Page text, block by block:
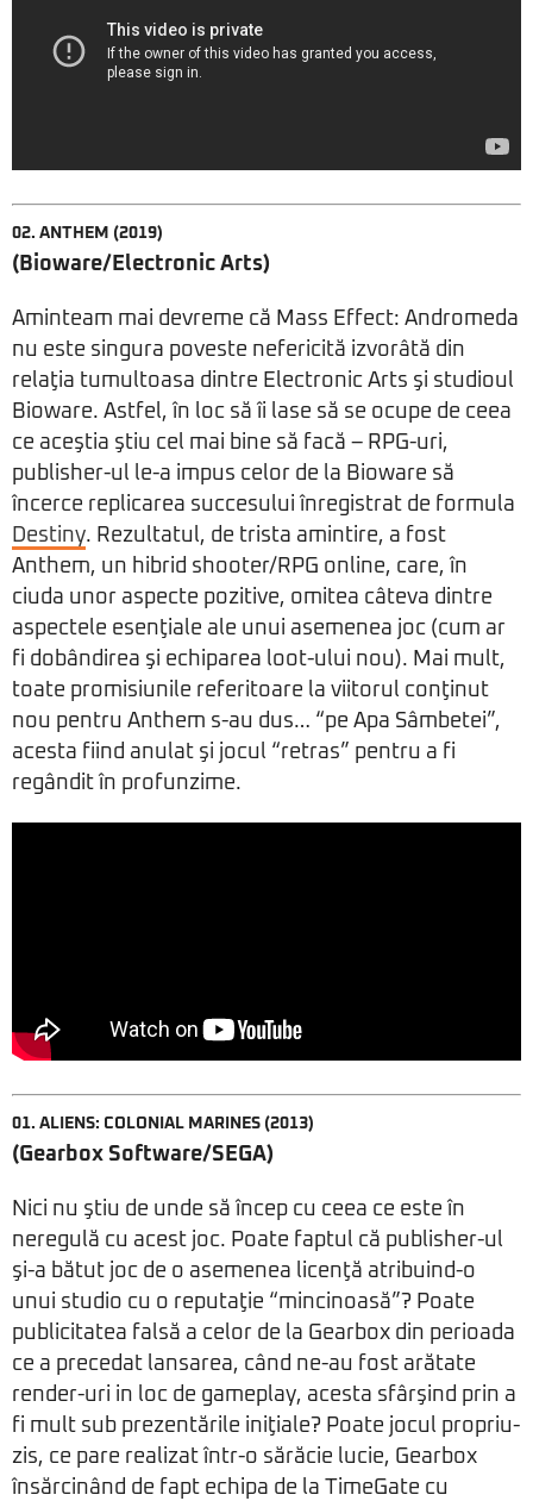
02. ANTHEM (2019)
(Bioware/Electronic Arts)
Aminteam mai devreme că Mass Effect: Andromeda
nu este singura poveste nefericită izvorâtă din
relaţia tumultoasa dintre Electronic Arts şi studioul
Bioware. Astfel, în loc să îi lase să se ocupe de ceea
ce aceştia ştiu cel mai bine să facă – RPG-uri,
publisher-ul le-a impus celor de la Bioware să
încerce replicarea succesului înregistrat de formula
Destiny. Rezultatul, de trista amintire, a fost
Anthem, un hibrid shooter/RPG online, care, în
ciuda unor aspecte pozitive, omitea câteva dintre
aspectele esenţiale ale unui asemenea joc (cum ar
fi dobândirea şi echiparea loot-ului nou). Mai mult,
toate promisiunile referitoare la viitorul conţinut
nou pentru Anthem s-au dus… “pe Apa Sâmbetei”,
acesta fiind anulat şi jocul “retras” pentru a fi
regândit în profunzime.
01. ALIENS: COLONIAL MARINES (2013)
(Gearbox Software/SEGA)
Nici nu ştiu de unde să încep cu ceea ce este în
neregulă cu acest joc. Poate faptul că publisher-ul
şi-a bătut joc de o asemenea licenţă atribuind-o
unui studio cu o reputaţie “mincinoasă”? Poate
publicitatea falsă a celor de la Gearbox din perioada
ce a precedat lansarea, când ne-au fost arătate
render-uri in loc de gameplay, acesta sfârşind prin a
fi mult sub prezentările iniţiale? Poate jocul propriu-
zis, ce pare realizat într-o sărăcie lucie, Gearbox
însărcinând de fapt echipa de la TimeGate cu